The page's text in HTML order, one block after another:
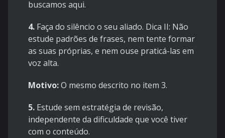
buscamos aqui.
4. Faça do silêncio o seu aliado. Dica II: Não
estude padrões de frases, nem tente formar
as suas próprias, e nem ouse praticá-las em
voz alta.
Motivo:O mesmo descrito no item 3.
5. Estude sem estratégia de revisão,
independente da dificuldade que você tiver
com o conteúdo.